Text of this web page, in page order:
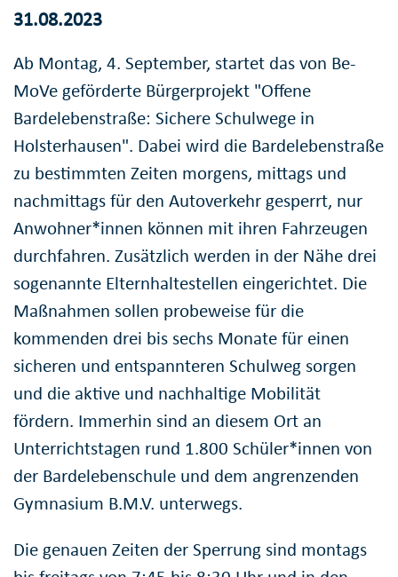
31.08.2023
Ab Montag, 4. September, startet das von Be-
MoVe geförderte Bürgerprojekt "Offene
Bardelebenstraße: Sichere Schulwege in
Holsterhausen". Dabei wird die Bardelebenstraße
zu bestimmten Zeiten morgens, mittags und
nachmittags für den Autoverkehr gesperrt, nur
Anwohner*innen können mit ihren Fahrzeugen
durchfahren. Zusätzlich werden in der Nähe drei
sogenannte Elternhaltestellen eingerichtet. Die
Maßnahmen sollen probeweise für die
kommenden drei bis sechs Monate für einen
sicheren und entspannteren Schulweg sorgen
und die aktive und nachhaltige Mobilität
fördern. Immerhin sind an diesem Ort an
Unterrichtstagen rund 1.800 Schüler*innen von
der Bardelebenschule und dem angrenzenden
Gymnasium B.M.V. unterwegs.
Die genauen Zeiten der Sperrung sind montags